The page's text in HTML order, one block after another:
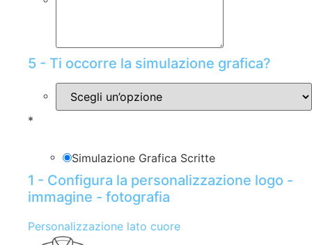
5 - Ti occorre la simulazione grafica?
*
Simulazione Grafica Scritte
1 - Configura la personalizzazione logo -
immagine - fotografia
Personalizzazione lato cuore